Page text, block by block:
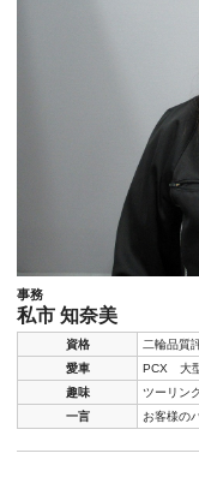
事務
私市 知奈美
資格
二輪品質
愛車
PCX 大型
趣味
ツーリン
一言
お客様の